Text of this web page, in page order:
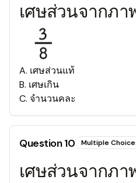
เศษส่วนจากภา
A. เศษส่วนแท้
B. เศษเกิน
C. จำนวนคละ
Question10 Multiple Choice
เศษส่วนจากภา